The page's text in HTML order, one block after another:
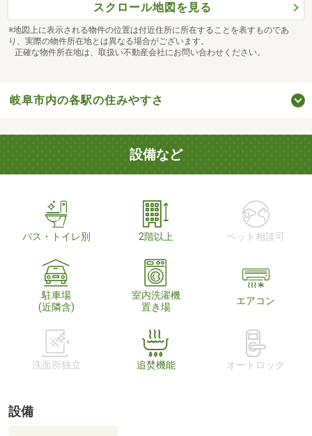
スクロール地図を見る
※地図上に表示される物件の位置は付近住所に所在することを表すものであ
り、実際の物件所在地とは異なる場合がございます。
正確な物件所在地は、取扱い不動産会社にお問い合わせください。
岐阜市内の各駅の住みやすさ
設備など
バス・トイレ別 2階以上 ペット相談可
駐車場
(近隣含)
室内洗濯機
置き場
エアコン
洗面所独立 追焚機能 オートロック
設備